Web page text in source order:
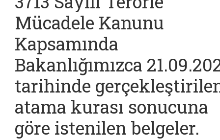
Mücadele Kanunu
Kapsamında
Bakanlığımızca
tarihinde
atama kurası sonucuna
göre istenilen belgeler.